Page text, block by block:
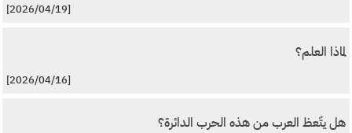
[2026/04/19]
لماذا العلم؟
[2026/04/16]
هل يتّعظ العرب من هذه الحرب الدائرة؟